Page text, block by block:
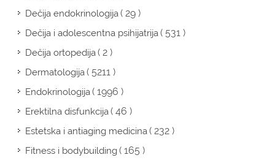
Dečija endokrinologija( 29 )
Dečija i adolescentna psihijatrija( 531 )
Dečija ortopedija( 2 )
Dermatologija( 5211 )
Endokrinologija( 1996 )
Erektilna disfunkcija( 46 )
Estetska i antiaging medicina( 232 )
Fitness i bodybuilding( 165 )